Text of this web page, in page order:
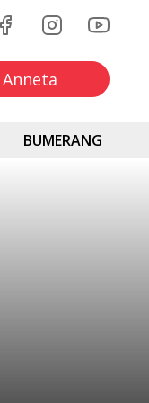
Anneta
BUMERANG